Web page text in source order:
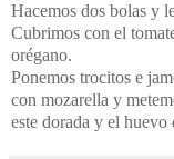
Hacemos dos bolas y
Cubrimos con el
orégano.
Ponemos trocitos e
con mozarella y
este dorada y el huevo